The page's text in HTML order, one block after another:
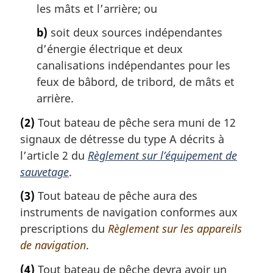
les mâts et l’arrière; ou
b) soit deux sources indépendantes
d’énergie électrique et deux
canalisations indépendantes pour les
feux de bâbord, de tribord, de mâts et
arrière.
(2) Tout bateau de pêche sera muni de 12
signaux de détresse du type A décrits à
l’article 2 du Règlement sur l’équipement de
sauvetage.
(3) Tout bateau de pêche aura des
instruments de navigation conformes aux
prescriptions du Règlement sur les appareils
de navigation.
(4) Tout bateau de pêche devra avoir un